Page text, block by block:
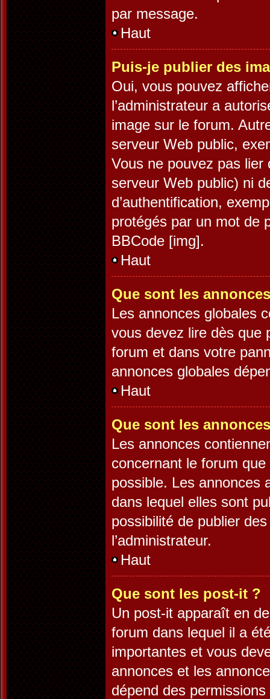
par message.
Haut
Puis-je publier des
Oui, vous pouvez
l’administrateur a
image sur le forum.
serveur Web public,
Vous ne pouvez pas lier
serveur Web public) ni
d’authentification,
protégés par un mot de
BBCode [img].
Haut
Que sont les
Les annonces globales
vous devez lire dès que
forum et dans votre
annonces globales
Haut
Que sont les
Les annonces
concernant le forum
possible. Les annonces
dans lequel elles sont
possibilité de publier
l’administrateur.
Haut
Que sont les post-it ?
Un post-it apparaît en
forum dans lequel il a
importantes et vous
annonces et les
dépend des